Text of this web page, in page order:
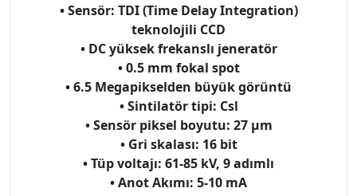
• Sensör: TDI (Time Delay Integration)
teknolojili CCD
• DC yüksek frekanslı jeneratör
• 0.5 mm fokal spot
• 6.5 Megapikselden büyük görüntü
• Sintilatör tipi: Csl
• Sensör piksel boyutu: 27 μm
• Gri skalası: 16 bit
• Tüp voltajı: 61-85 kV, 9 adımlı
• Anot Akımı: 5-10 mA